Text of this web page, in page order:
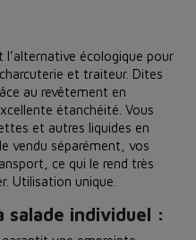
l’alternative écologique pour
et traiteur. Dites
au revêtement en
étanchéité. Vous
et autres liquides en
vendu séparément, vos
ce qui le rend très
Utilisation unique.
salade individuel :